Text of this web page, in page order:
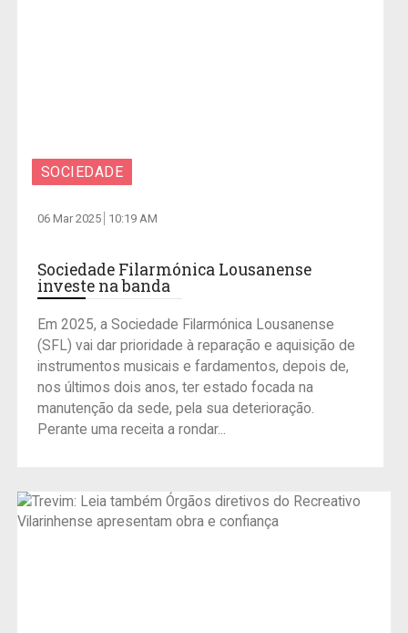
SOCIEDADE
06 Mar 2025 10:19 AM
Sociedade Filarmónica Lousanense
investe na banda
Em 2025, a Sociedade Filarmónica Lousanense
(SFL) vai dar prioridade à reparação e aquisição de
instrumentos musicais e fardamentos, depois de,
nos últimos dois anos, ter estado focada na
manutenção da sede, pela sua deterioração.
Perante uma receita a rondar...